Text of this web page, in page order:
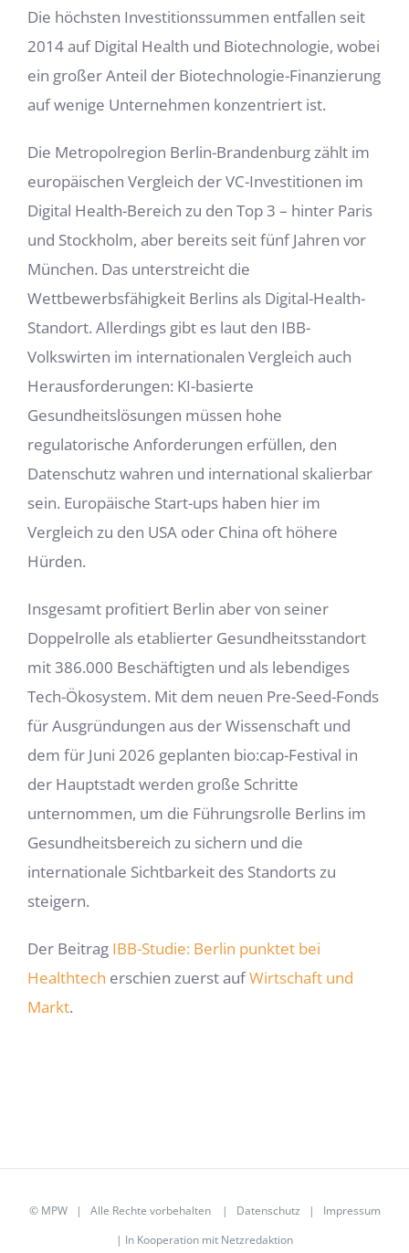
Die höchsten Investitionssummen entfallen seit
2014 auf Digital Health und Biotechnologie, wobei
ein großer Anteil der Biotechnologie-Finanzierung
auf wenige Unternehmen konzentriert ist.
Die Metropolregion Berlin-Brandenburg zählt im
europäischen Vergleich der VC-Investitionen im
Digital Health-Bereich zu den Top 3 – hinter Paris
und Stockholm, aber bereits seit fünf Jahren vor
München. Das unterstreicht die
Wettbewerbsfähigkeit Berlins als Digital-Health-
Standort. Allerdings gibt es laut den IBB-
Volkswirten im internationalen Vergleich auch
Herausforderungen: KI-basierte
Gesundheitslösungen müssen hohe
regulatorische Anforderungen erfüllen, den
Datenschutz wahren und international skalierbar
sein. Europäische Start-ups haben hier im
Vergleich zu den USA oder China oft höhere
Hürden.
Insgesamt profitiert Berlin aber von seiner
Doppelrolle als etablierter Gesundheitsstandort
mit 386.000 Beschäftigten und als lebendiges
Tech-Ökosystem. Mit dem neuen Pre-Seed-Fonds
für Ausgründungen aus der Wissenschaft und
dem für Juni 2026 geplanten bio:cap-Festival in
der Hauptstadt werden große Schritte
unternommen, um die Führungsrolle Berlins im
Gesundheitsbereich zu sichern und die
internationale Sichtbarkeit des Standorts zu
steigern.
Der Beitrag IBB-Studie: Berlin punktet bei
Healthtech erschien zuerst aufWirtschaft und
Markt.
© MPW| Alle Rechte vorbehalten | Datenschutz | Impressum
| In Kooperation mit Netzredaktion